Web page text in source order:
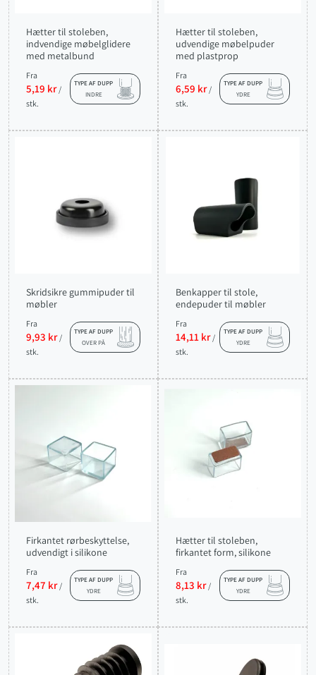
Hætter til stoleben,
indvendige møbelglidere
med metalbund
Fra
5,19 kr /
stk.
TYPE AF DUPP
INDRE
Hætter til stoleben,
udvendige møbelpuder
med plastprop
Fra
6,59 kr /
stk.
TYPE AF DUPP
YDRE
Skridsikre gummipuder til
møbler
Fra
9,93 kr /
stk.
TYPE AF DUPP
OVER PÅ
Benkapper til stole,
endepuder til møbler
Fra
14,11 kr /
stk.
TYPE AF DUPP
YDRE
Firkantet rørbeskyttelse,
udvendigt i silikone
Fra
7,47 kr /
stk.
TYPE AF DUPP
YDRE
Hætter til stoleben,
firkantet form, silikone
Fra
8,13 kr /
stk.
TYPE AF DUPP
YDRE